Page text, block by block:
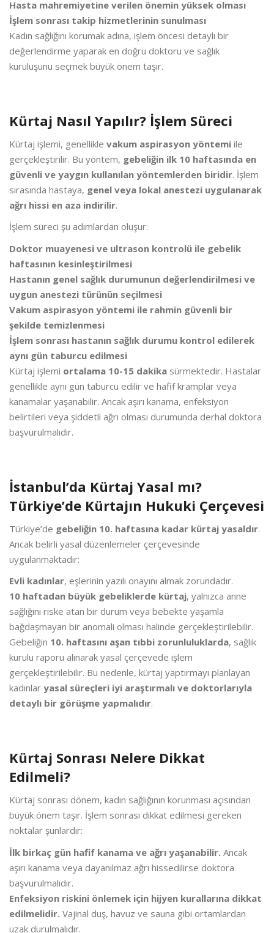
Hasta mahremiyetine verilen önemin yüksek olması
İşlem sonrası takip hizmetlerinin sunulması
Kadın sağlığını korumak adına, işlem öncesi detaylı bir
değerlendirme yaparak en doğru doktoru ve sağlık
kuruluşunu seçmek büyük önem taşır.
Kürtaj Nasıl Yapılır? İşlem Süreci
Kürtaj işlemi, genellikle vakum aspirasyon yöntemi ile
gerçekleştirilir. Bu yöntem, gebeliğin ilk 10 haftasında en
güvenli ve yaygın kullanılan yöntemlerden biridir. İşlem
sırasında hastaya, genel veya lokal anestezi uygulanarak
ağrı hissi en aza indirilir.
İşlem süreci şu adımlardan oluşur:
Doktor muayenesi ve ultrason kontrolü ile gebelik
haftasının kesinleştirilmesi
Hastanın genel sağlık durumunun değerlendirilmesi ve
uygun anestezi türünün seçilmesi
Vakum aspirasyon yöntemi ile rahmin güvenli bir
şekilde temizlenmesi
İşlem sonrası hastanın sağlık durumu kontrol edilerek
aynı gün taburcu edilmesi
Kürtaj işlemi ortalama 10-15 dakika sürmektedir. Hastalar
genellikle aynı gün taburcu edilir ve hafif kramplar veya
kanamalar yaşanabilir. Ancak aşırı kanama, enfeksiyon
belirtileri veya şiddetli ağrı olması durumunda derhal doktora
başvurulmalıdır.
İstanbul’da Kürtaj Yasal mı?
Türkiye’de Kürtajın Hukuki Çerçevesi
Türkiye’de gebeliğin 10. haftasına kadar kürtaj yasaldır.
Ancak belirli yasal düzenlemeler çerçevesinde
uygulanmaktadır:
Evli kadınlar, eşlerinin yazılı onayını almak zorundadır.
10 haftadan büyük gebeliklerde kürtaj, yalnızca anne
sağlığını riske atan bir durum veya bebekte yaşamla
bağdaşmayan bir anomali olması halinde gerçekleştirilebilir.
Gebeliğin 10. haftasını aşan tıbbi zorunluluklarda, sağlık
kurulu raporu alınarak yasal çerçevede işlem
gerçekleştirilebilir. Bu nedenle, kürtaj yaptırmayı planlayan
kadınlar yasal süreçleri iyi araştırmalı ve doktorlarıyla
detaylı bir görüşme yapmalıdır.
Kürtaj Sonrası Nelere Dikkat
Edilmeli?
Kürtaj sonrası dönem, kadın sağlığının korunması açısından
büyük önem taşır. İşlem sonrası dikkat edilmesi gereken
noktalar şunlardır:
İlk birkaç gün hafif kanama ve ağrı yaşanabilir. Ancak
aşırı kanama veya dayanılmaz ağrı hissedilirse doktora
başvurulmalıdır.
Enfeksiyon riskini önlemek için hijyen kurallarına dikkat
edilmelidir. Vajinal duş, havuz ve sauna gibi ortamlardan
uzak durulmalıdır.